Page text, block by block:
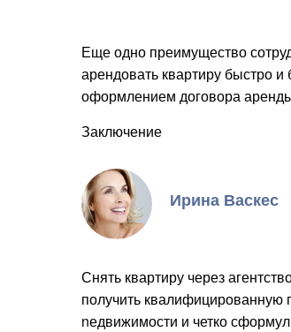
Еще одно преимущество
арендовать квартиру быстро
оформлением договора
Заключение
Ирина Васкес
Снять квартиру через
получить
nедвижимости и четко